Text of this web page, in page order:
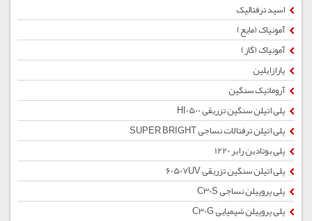
اسید ترفتالیک
آمونیاک (مایع)
آمونیاک (گاز)
پارازایلین
آروماتیک سنگین
پلی اتیلن سنگین تزریقی HI0500
پلی اتیلن ترفتالات نساجی SUPER BRIGHT
پلی بوتادین رابر 1220
پلی اتیلن سنگین تزریقی 60507UV
پلی پروپیلن نساجی C30S
پلی پروپیلن شیمیایی C30G